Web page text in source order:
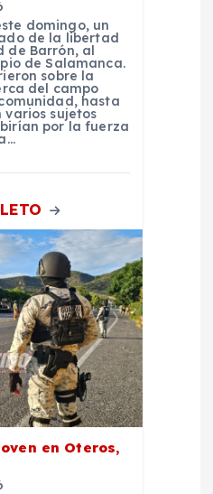
domingo, un
de la libertad
de Barrón, al
de Salamanca.
sobre la
del campo
hasta
sujetos
por la fuerza
en Oteros,